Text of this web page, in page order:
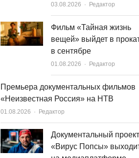
03.08.2026 Author
Редактор
Фильм «Тайная жизнь
вещей» выйдет в
в сентябре
01.08.2026 Author
Редактор
Премьера документальных фильмов
«Неизвестная Россия» на НТВ
01.08.2026 Author
Редактор
Документальный проект
«Вирус Попсы»